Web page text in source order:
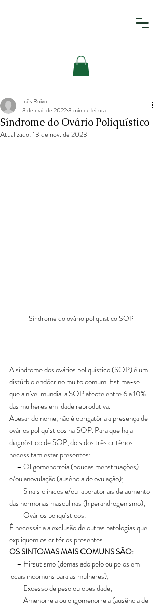
Síndrome do Ovário Poliquístico
Inês Ruivo
3 de mai. de 20223 min de leitura
Atualizado: 13 de nov. de 2023
Síndrome do ovário poliquistico SOP
A síndrome dos ovários poliquístico (SOP) é um
distúrbio endócrino muito comum. Estima-se
que a nível mundial a SOP afecte entre 6 a 10%
das mulheres em idade reprodutiva.
Apesar do nome, não é obrigatória a presença de
ovários poliquísticos na SOP. Para que haja
diagnóstico de SOP, dois dos três critérios
necessitam estar presentes:
e/ou anovulação (ausência de ovulação);
das hormonas masculinas (hiperandrogenismo);
     – Ovários poliquísticos.
É necessária a exclusão de outras patologias que
expliquem os critérios presentes.
OS SINTOMAS MAIS COMUNS SÃO:
locais incomuns para as mulheres);
     – Excesso de peso ou obesidade;